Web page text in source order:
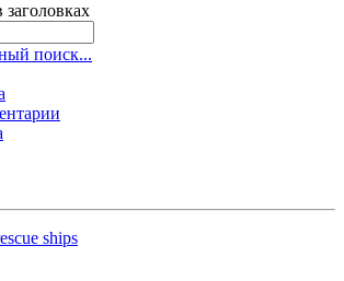
заголовках
поиск...
ships